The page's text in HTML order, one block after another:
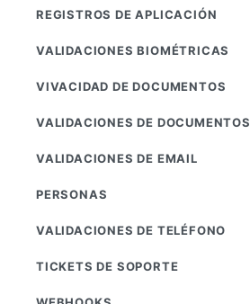
REGISTROS DE APLICACIÓN
VALIDACIONES BIOMÉTRICAS
VIVACIDAD DE DOCUMENTOS
VALIDACIONES DE DOCUMENTOS
VALIDACIONES DE EMAIL
PERSONAS
VALIDACIONES DE TELÉFONO
TICKETS DE SOPORTE